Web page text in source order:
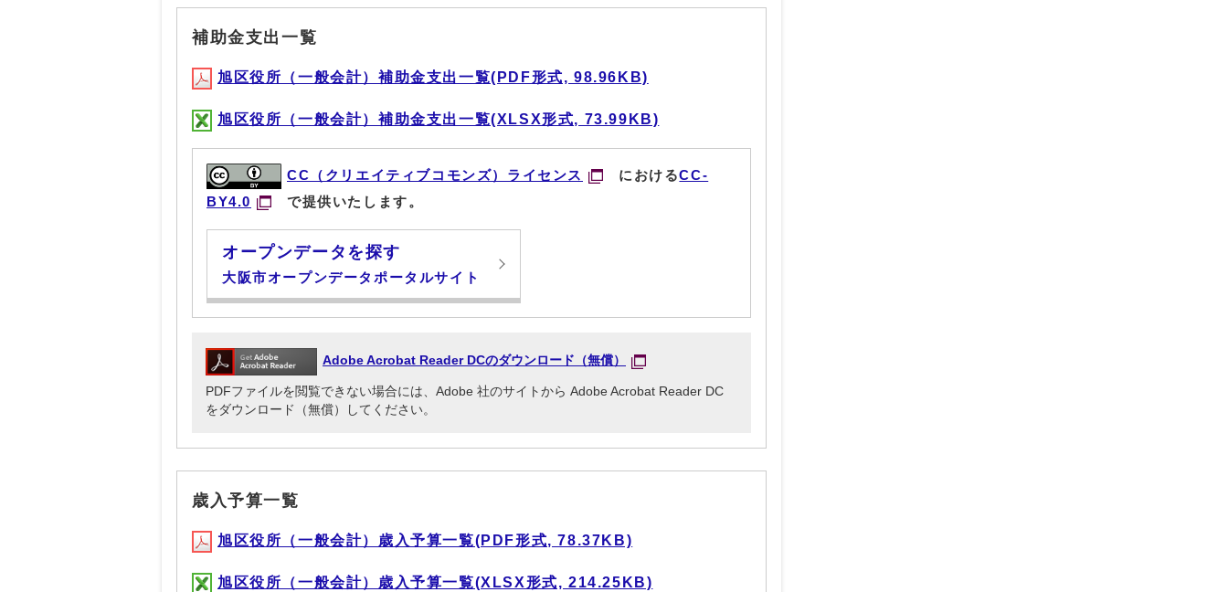
補助金支出一覧
旭区役所（一般会計）補助金支出一覧(PDF形式, 98.96KB)
旭区役所（一般会計）補助金支出一覧(XLSX形式, 73.99KB)
CC（クリエイティブコモンズ）ライセンス におけるCC-
BY4.0
で提供いたします。
オープンデータを探す
大阪市オープンデータポータルサイト
Adobe Acrobat Reader DCのダウンロード（無償）
PDFファイルを閲覧できない場合には、Adobe 社のサイトから Adobe Acrobat Reader DC
をダウンロード（無償）してください。
歳入予算一覧
旭区役所（一般会計）歳入予算一覧(PDF形式, 78.37KB)
旭区役所（一般会計）歳入予算一覧(XLSX形式, 214.25KB)